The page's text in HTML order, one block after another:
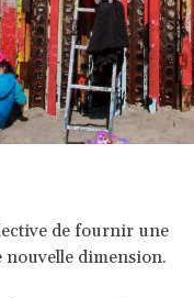
de fournir une
dimension.